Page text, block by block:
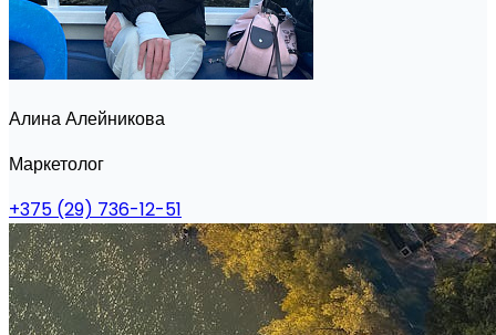
Алина Алейникова
Маркетолог
+375 (29) 736-12-51